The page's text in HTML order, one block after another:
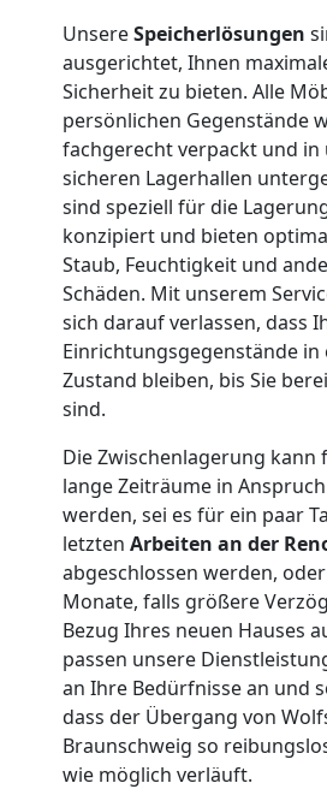
UnsereSpeicherlösungen
ausgerichtet, Ihnen
Sicherheit zu bieten. Alle
persönlichen Gegenstände
fachgerecht verpackt und in
sicheren Lagerhallen
sind speziell für die
konzipiert und bieten
Staub, Feuchtigkeit und
Schäden. Mit unserem
sich darauf verlassen, dass
Einrichtungsgegenstände
Zustand bleiben, bis Sie
sind.
Die Zwischenlagerung kann
lange Zeiträume in
werden, sei es für ein paar
letzten Arbeiten an der
abgeschlossen werden,
Monate, falls größere
Bezug Ihres neuen Hauses
passen unsere
an Ihre Bedürfnisse an und
dass der Übergang von
Braunschweig so
wie möglich verläuft.